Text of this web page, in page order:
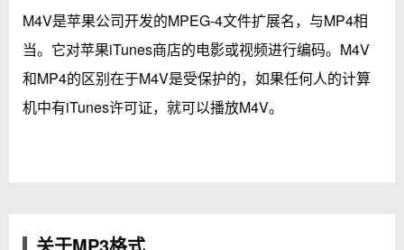
M4V是苹果公司开发的MPEG-4文件扩展名，与MP4相
当。它对苹果iTunes商店的电影或视频进行编码。M4V
和MP4的区别在于M4V是受保护的，如果任何人的计算
机中有iTunes许可证，就可以播放M4V。